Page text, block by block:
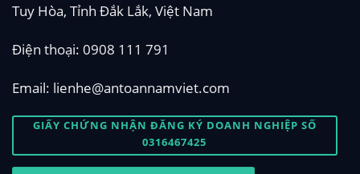
Tuy Hòa, Tỉnh Đắk Lắk, Việt Nam
Điện thoại: 0908 111 791
Email: lienhe@antoannamviet.com
GIẤY CHỨNG NHẬN ĐĂNG KÝ DOANH NGHIỆP SỐ
0316467425